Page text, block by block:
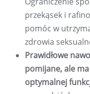
przekąsek i
pomóc w
zdrowia
Prawidłowe
pomijane, ale
optymalnej